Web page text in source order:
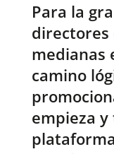
Para la
directores
medianas
camino
empieza